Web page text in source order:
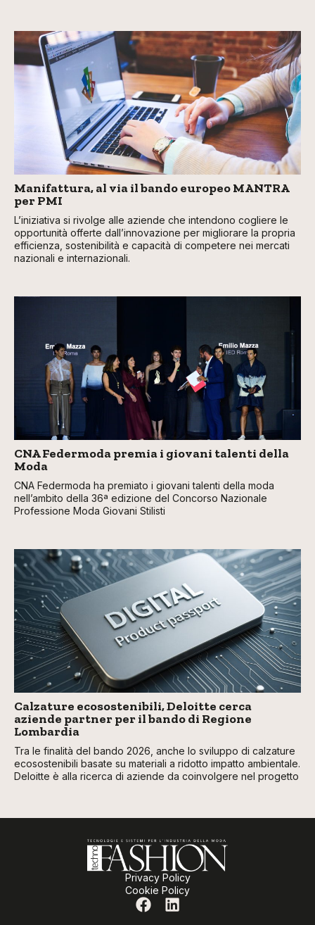
Manifattura, al via il bando europeo MANTRA
per PMI
L’iniziativa si rivolge alle aziende che intendono cogliere le
opportunità offerte dall’innovazione per migliorare la propria
efficienza, sostenibilità e capacità di competere nei mercati
nazionali e internazionali.
CNA Federmoda premia i giovani talenti della
Moda
CNA Federmoda ha premiato i giovani talenti della moda
nell’ambito della 36ª edizione del Concorso Nazionale
Professione Moda Giovani Stilisti
Calzature ecosostenibili, Deloitte cerca
aziende partner per il bando di Regione
Lombardia
Tra le finalità del bando 2026, anche lo sviluppo di calzature
ecosostenibili basate su materiali a ridotto impatto ambientale.
Deloitte è alla ricerca di aziende da coinvolgere nel progetto
Privacy Policy
Cookie Policy